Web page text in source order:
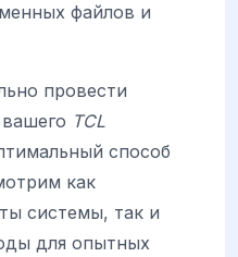
файлов и
провести
TCL
способ
как
системы, так и
для опытных